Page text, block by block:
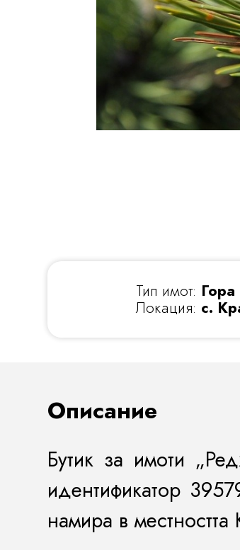
Тип имот: Гора
Локация: с.
Описание
Бутик за имоти
идентификатор
намира в